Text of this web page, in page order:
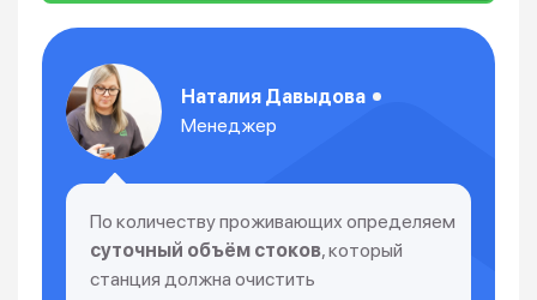
Наталия Давыдова
Менеджер
По количеству проживающих определяем
суточный объём стоков, который
станция должна очистить